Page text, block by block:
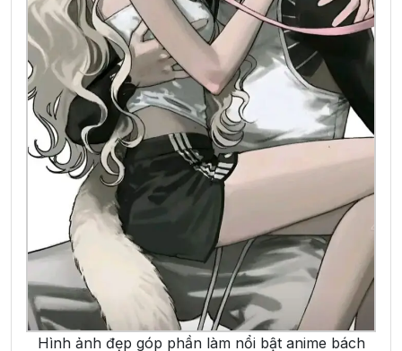
Hình ảnh đẹp góp phần làm nổi bật anime bách